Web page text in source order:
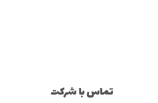
تماس با شرکت